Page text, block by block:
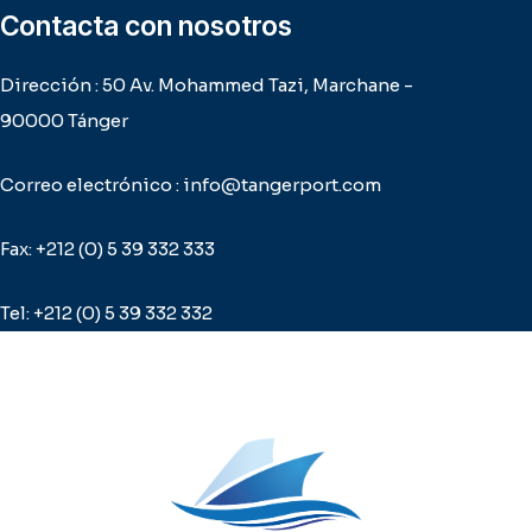
Contacta con nosotros
Dirección : 50 Av. Mohammed Tazi, Marchane -
90000 Tánger
Correo electrónico : info@tangerport.com
Fax: +212 (0) 5 39 332 333
Tel: +212 (0) 5 39 332 332